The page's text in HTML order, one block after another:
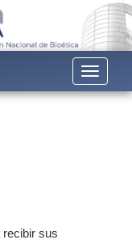
Toggle
recibir sus